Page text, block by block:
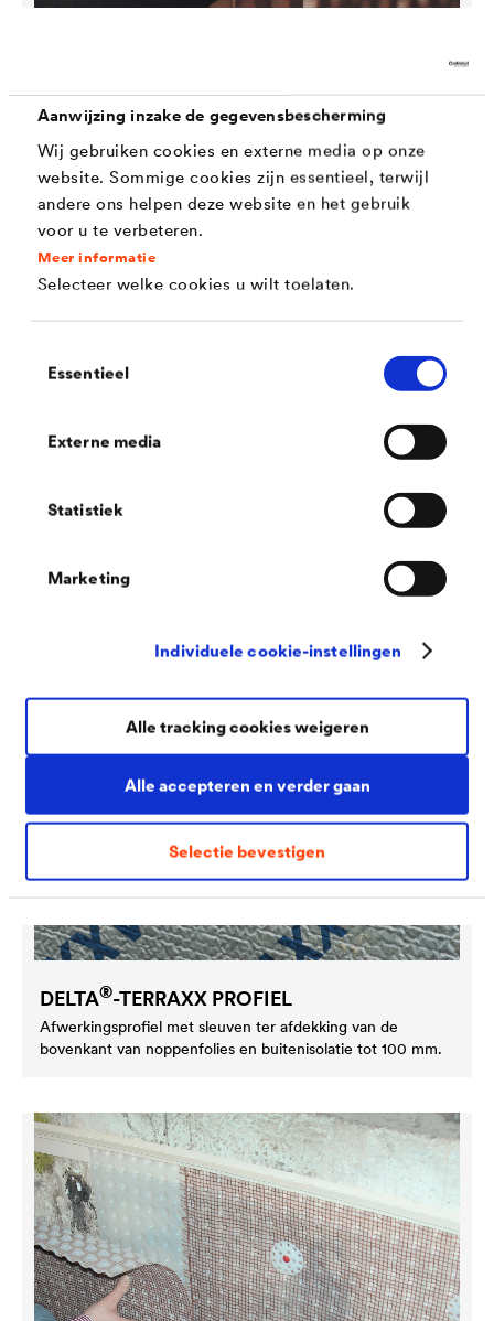
Aanwijzing inzake de gegevensbescherming
Wij gebruiken cookies en externe media op onze
website. Sommige cookies zijn essentieel, terwijl
andere ons helpen deze website en het gebruik
voor u te verbeteren.
Meer informatie
Selecteer welke cookies u wilt toelaten.
Essentieel
Externe media
Statistiek
Marketing
Individuele cookie-instellingen
Alle accepteren en verder gaan
Selectie bevestigen
Alle tracking cookies weigeren
grondplaat voor een betrouwbare verkleving op een
drukstabiele ondergrond.
Afwerkingsprofiel voor de noppenbanen
-MS en
DELTA® -GEO DRAIN QUATTRO ter afdekking van de
DELTA®-TERRAXX PROFIEL
Afwerkingsprofiel met sleuven ter afdekking van de
bovenkant van noppenfolies en buitenisolatie tot 100 mm.